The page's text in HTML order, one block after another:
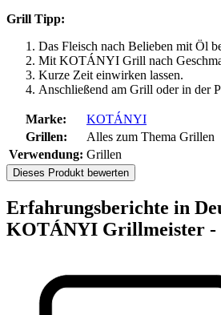
Grill Tipp:
Das Fleisch nach Belieben mit Öl
Mit KOTÁNYI Grill nach
Kurze Zeit einwirken lassen.
Anschließend am Grill oder in der
Marke:
KOTÁNYI
Grillen:
Alles zum Thema Grillen
Verwendung: Grillen
Dieses Produkt bewerten
Erfahrungsberichte in
KOTÁNYI Grillmeister -